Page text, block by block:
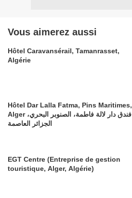
Vous aimerez aussi
Hôtel Caravansérail, Tamanrasset,
Algérie
Hôtel Dar Lalla Fatma, Pins Maritimes,
Alger فندق دار لالة فاطمة، الصنوبر البحري،
الجزائر العاصمة
EGT Centre (Entreprise de gestion
touristique, Alger, Algérie)